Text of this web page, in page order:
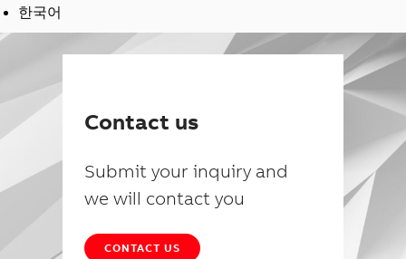
한국어
Contact us
Submit your inquiry and
we will contact you
CONTACT US